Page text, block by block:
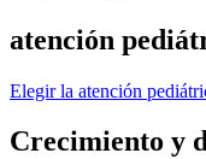
atención
Elegir la atención
Crecimiento y